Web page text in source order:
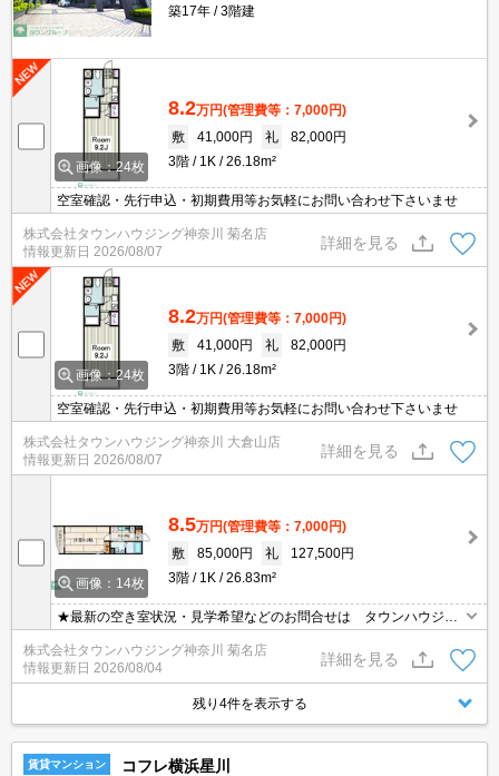
築17年
3階建
画像：24枚
8.2万円(管理費等：7,000円)
敷
41,000円 礼
82,000円
3階
1K 26.18m²
空室確認・先行申込・初期費用等お気軽にお問い合わせ下さいませ
株式会社タウンハウジング神奈川 菊名店
情報更新日 2026/08/07
詳細を見る
画像：24枚
8.2万円(管理費等：7,000円)
敷
41,000円 礼
82,000円
3階
1K 26.18m²
空室確認・先行申込・初期費用等お気軽にお問い合わせ下さいませ
株式会社タウンハウジング神奈川 大倉山店
情報更新日 2026/08/07
詳細を見る
画像：14枚
8.5万円(管理費等：7,000円)
敷
85,000円 礼
127,500円
3階
1K 26.83m²
★最新の空き室状況・見学希望などのお問合せは タウンハウジン
グまでお気軽に♪★
株式会社タウンハウジング神奈川 菊名店
情報更新日 2026/08/04
詳細を見る
残り4件を表示する
賃貸マンション コフレ横浜星川